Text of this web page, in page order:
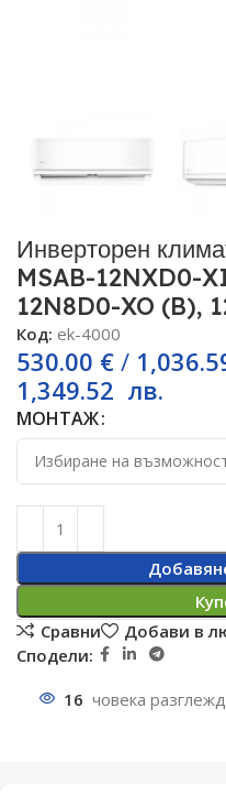
Инверторен
MSAB-12NXD0-
12N8D0-XO (B),
Код: ek-4000
530.00 € /
1,349.52 лв.
МОНТАЖ
Сравни
Добави в
Сподели:
16 човека